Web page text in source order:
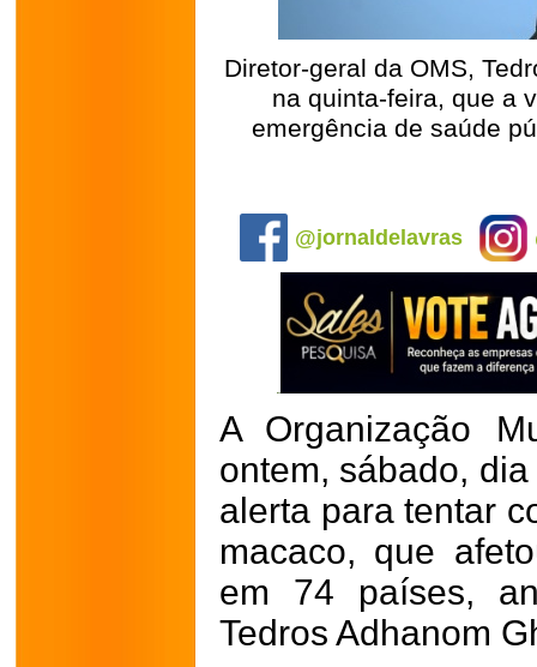
Diretor-geral da OMS,
na quinta-feira, que a
emergência de saúde
@jornaldelavras
A Organização
ontem, sábado,
alerta para tentar
macaco, que
em 74 países,
Tedros Adhanom